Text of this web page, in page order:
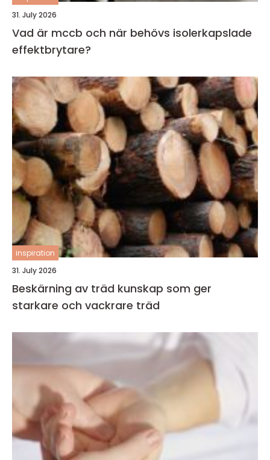
31. July 2026
Vad är mccb och när behövs isolerkapslade
effektbrytare?
inspiration
31. July 2026
Beskärning av träd kunskap som ger
starkare och vackrare träd